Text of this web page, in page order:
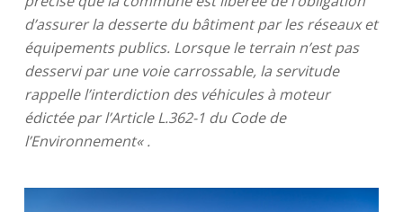
d’assurer la desserte du bâtiment par les réseaux et
équipements publics. Lorsque le terrain n’est pas
desservi par une voie carrossable, la servitude
rappelle l’interdiction des véhicules à moteur
édictée par l’Article L.362-1 du Code de
l’Environnement« .